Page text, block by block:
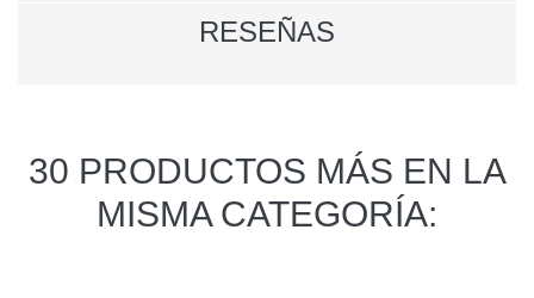
RESEÑAS
30 PRODUCTOS MÁS EN LA
MISMA CATEGORÍA: